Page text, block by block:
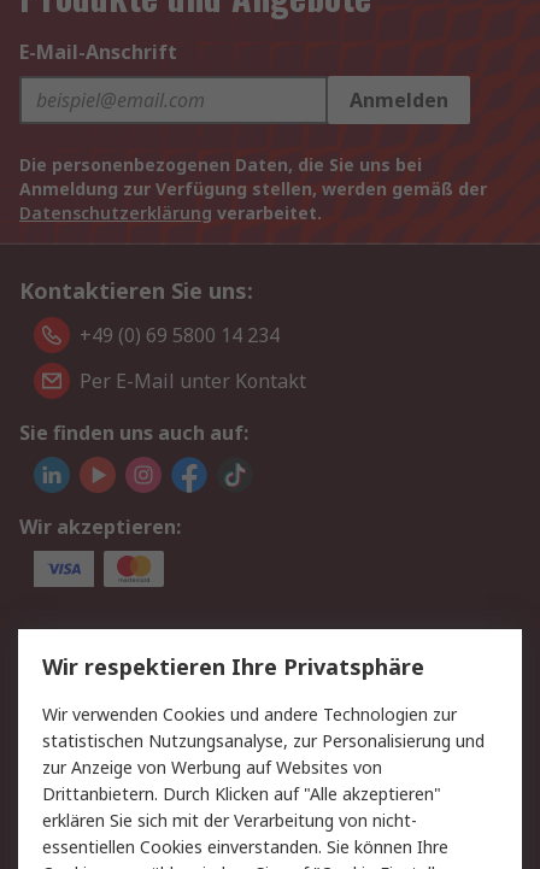
E-Mail-Anschrift
Anmelden
Die personenbezogenen Daten, die Sie uns bei
Anmeldung zur Verfügung stellen, werden gemäß der
Datenschutzerklärung verarbeitet.
Kontaktieren Sie uns:
+49 (0) 69 5800 14 234
Per E-Mail unter Kontakt
Sie finden uns auch auf:
Wir akzeptieren:
Service
Value Added Services
Lieferlösungen
Rücksendungen
Kontakt
Hilfe
Privatkunden
Rechtliches
AGB Datenschutz
Wir respektieren Ihre Privatsphäre
Wir verwenden Cookies und andere Technologien zur
statistischen Nutzungsanalyse, zur Personalisierung und
zur Anzeige von Werbung auf Websites von
Drittanbietern. Durch Klicken auf "Alle akzeptieren"
erklären Sie sich mit der Verarbeitung von nicht-
essentiellen Cookies einverstanden. Sie können Ihre